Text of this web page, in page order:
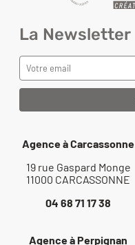
La Newsletter
Agence à Carcassonne
19 rue Gaspard Monge
11000 CARCASSONNE
04 68 71 17 38
Agence à Perpignan